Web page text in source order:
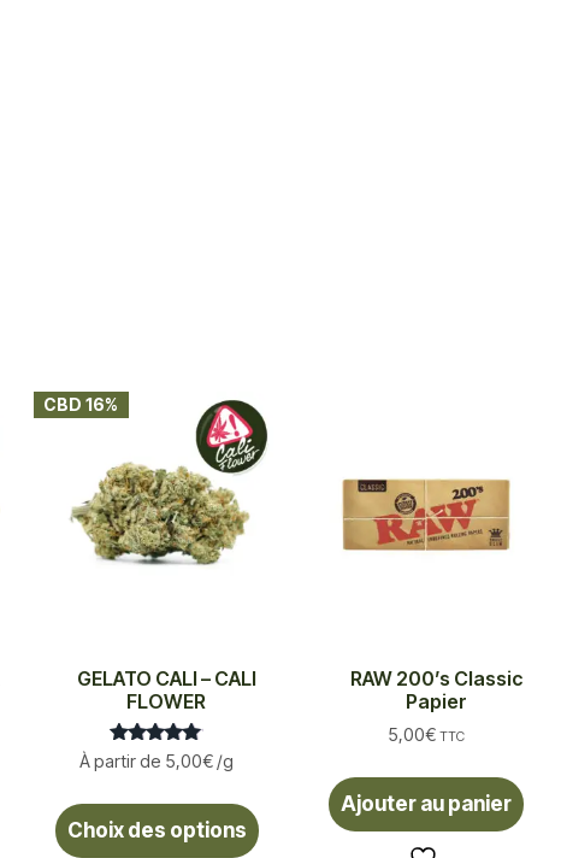
CBD 16%
GELATO CALI – CALI
FLOWER
Note
5.00
À partir de 5,00€/g
Choix des options
RAW 200’s Classic
Papier
5,00€ TTC
Ajouter au panier